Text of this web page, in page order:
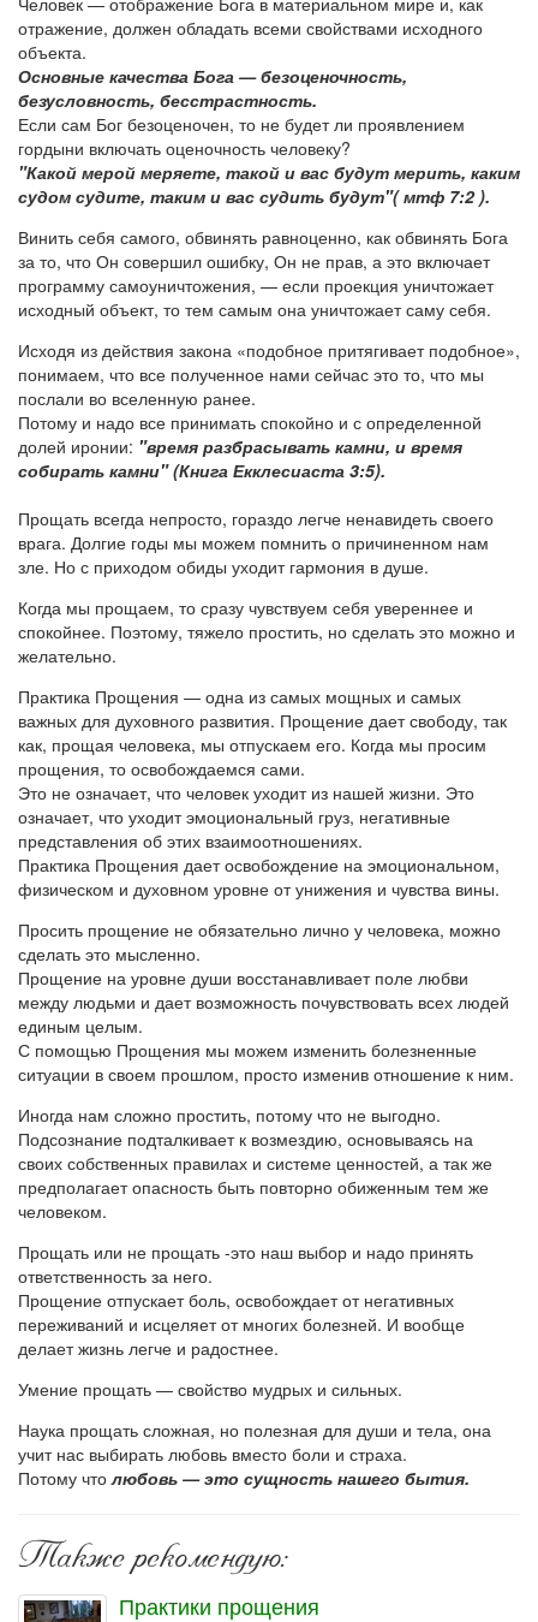
отражение, должен обладать всеми свойствами исходного
объекта.
Основные качества Бога — безоценочность,
безусловность, бесстрастность.
Если сам Бог безоценочен, то не будет ли проявлением
гордыни включать оценочность человеку?
"Какой мерой меряете, такой и вас будут мерить, каким
судом судите, таким и вас судить будут"( мтф 7:2 ).
Винить себя самого, обвинять равноценно, как обвинять Бога
за то, что Он совершил ошибку, Он не прав, а это включает
программу самоуничтожения, — если проекция уничтожает
исходный объект, то тем самым она уничтожает саму себя.
Исходя из действия закона «подобное притягивает подобное»,
понимаем, что все полученное нами сейчас это то, что мы
послали во вселенную ранее.
Потому и надо все принимать спокойно и с определенной
долей иронии: "время разбрасывать камни, и время
собирать камни" (Книга Екклесиаста 3:5).
Прощать всегда непросто, гораздо легче ненавидеть своего
врага. Долгие годы мы можем помнить о причиненном нам
зле. Но с приходом обиды уходит гармония в душе.
Когда мы прощаем, то сразу чувствуем себя увереннее и
спокойнее. Поэтому, тяжело простить, но сделать это можно и
желательно.
Практика Прощения — одна из самых мощных и самых
важных для духовного развития. Прощение дает свободу, так
как, прощая человека, мы отпускаем его. Когда мы просим
прощения, то освобождаемся сами.
Это не означает, что человек уходит из нашей жизни. Это
означает, что уходит эмоциональный груз, негативные
представления об этих взаимоотношениях.
Практика Прощения дает освобождение на эмоциональном,
физическом и духовном уровне от унижения и чувства вины.
Просить прощение не обязательно лично у человека, можно
сделать это мысленно.
Прощение на уровне души восстанавливает поле любви
между людьми и дает возможность почувствовать всех людей
единым целым.
С помощью Прощения мы можем изменить болезненные
ситуации в своем прошлом, просто изменив отношение к ним.
Иногда нам сложно простить, потому что не выгодно.
Подсознание подталкивает к возмездию, основываясь на
своих собственных правилах и системе ценностей, а так же
предполагает опасность быть повторно обиженным тем же
человеком.
Прощать или не прощать -это наш выбор и надо принять
ответственность за него.
Прощение отпускает боль, освобождает от негативных
переживаний и исцеляет от многих болезней. И вообще
делает жизнь легче и радостнее.
Умение прощать — свойство мудрых и сильных.
Наука прощать сложная, но полезная для души и тела, она
учит нас выбирать любовь вместо боли и страха.
Потому чтолюбовь — это сущность нашего бытия.
Также рекомендую:
Практики прощения